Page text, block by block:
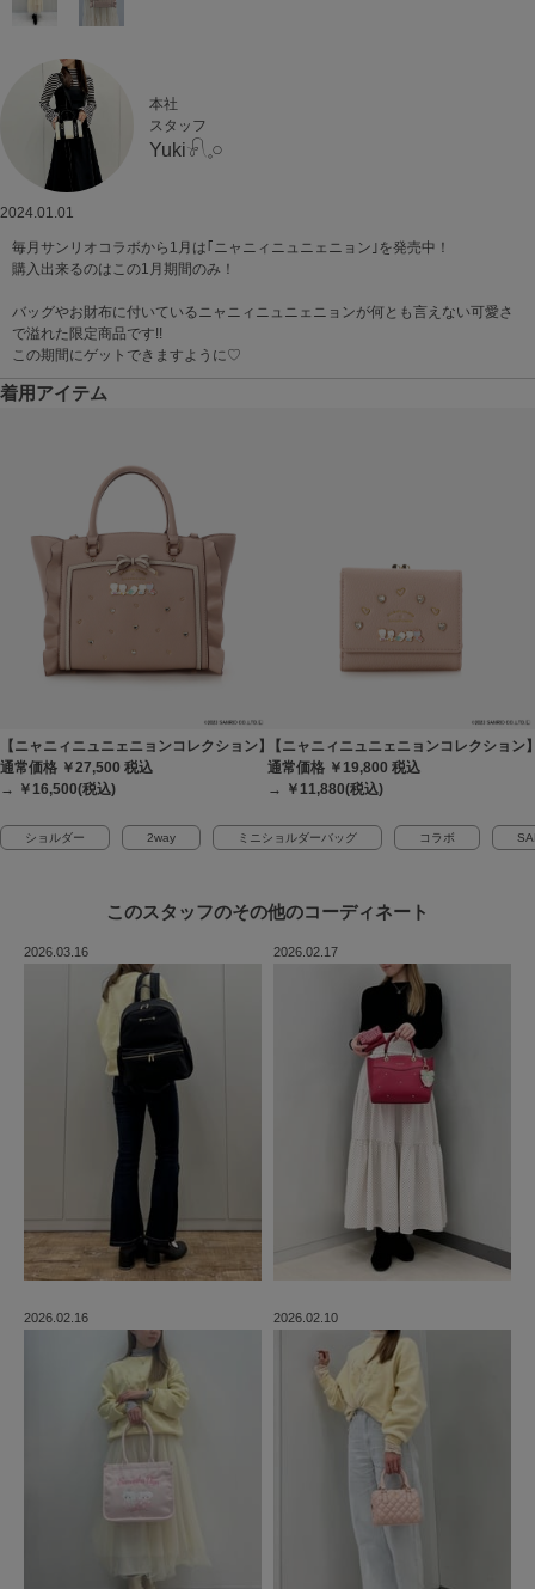
本社
スタッフ
Yuki𓍯𓈒𓏸︎︎︎︎
2024.01.01
毎月サンリオコラボから1月は｢ニャニィニュニェニョン｣を発売中！
購入出来るのはこの1月期間のみ！
バッグやお財布に付いているニャニィニュニェニョンが何とも言えない可愛さ
で溢れた限定商品です!!
この期間にゲットできますように♡
着用アイテム
【ニャニィニュニェニョンコレクション】フラッター（小）
通常価格 ￥27,500 税込
→ ￥16,500(税込)
【ニャニィニュニェニョンコレクション
通常価格 ￥19,800 税込
→ ￥11,880(税込)
ショルダー 2way ミニショルダーバッグ コラボ
このスタッフのその他のコーディネート
2026.03.16 2026.02.17
2026.02.16 2026.02.10